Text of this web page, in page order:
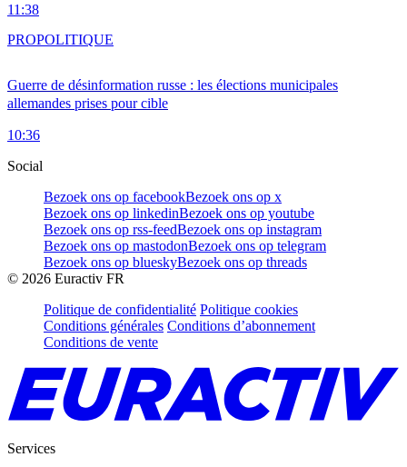
11:38
Guerre de désinformation russe : les élections municipales
allemandes prises pour cible
10:36
PROPOLITIQUE
Social
Bezoek ons op facebookBezoek ons op x
Bezoek ons op linkedinBezoek ons op youtube
Bezoek ons op rss-feedBezoek ons op instagram
Bezoek ons op mastodonBezoek ons op telegram
Bezoek ons op blueskyBezoek ons op threads
© 2026 Euractiv FR
Politique de confidentialité Politique cookies
Conditions générales Conditions d’abonnement
Conditions de vente
Services